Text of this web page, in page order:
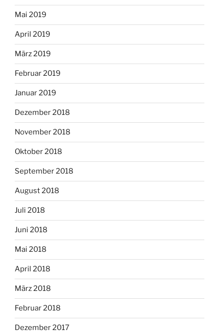
Mai 2019
April 2019
März 2019
Februar 2019
Januar 2019
Dezember 2018
November 2018
Oktober 2018
September 2018
August 2018
Juli 2018
Juni 2018
Mai 2018
April 2018
März 2018
Februar 2018
Dezember 2017